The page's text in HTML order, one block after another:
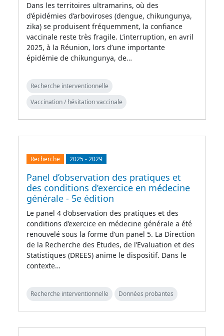
Dans les territoires ultramarins, où des
d’épidémies d’arboviroses (dengue, chikungunya,
zika) se produisent fréquemment, la confiance
vaccinale reste très fragile. L’interruption, en avril
2025, à la Réunion, lors d’une importante
épidémie de chikungunya, de…
Recherche interventionnelle
Vaccination / hésitation vaccinale
Recherche 2025-2029
Panel d’observation des pratiques et
des conditions d’exercice en médecine
générale - 5e édition
Le panel 4 d’observation des pratiques et des
conditions d’exercice en médecine générale a été
renouvelé sous la forme d’un panel 5. La Direction
de la Recherche des Etudes, de l’Evaluation et des
Statistiques (DREES) anime le dispositif. Dans le
contexte…
Recherche interventionnelle Données probantes